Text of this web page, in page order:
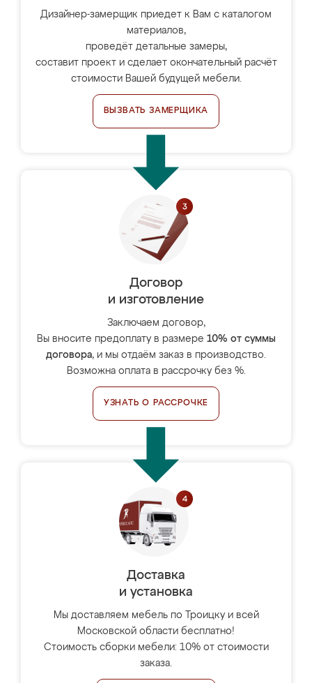
Дизайнер-замерщик приедет к Вам с каталогом
материалов,
проведёт детальные замеры,
составит проект и сделает окончательный расчёт
стоимости Вашей будущей мебели.
ВЫЗВАТЬ ЗАМЕРЩИКА
Договор
и изготовление
Заключаем договор,
Вы вносите предоплату в размере 10% от суммы
договора, и мы отдаём заказ в производство.
Возможна оплата в рассрочку без %.
УЗНАТЬ О РАССРОЧКЕ
Доставка
и установка
Мы доставляем мебель по Троицку и всей
Московской области бесплатно!
Стоимость сборки мебели: 10% от стоимости
заказа.